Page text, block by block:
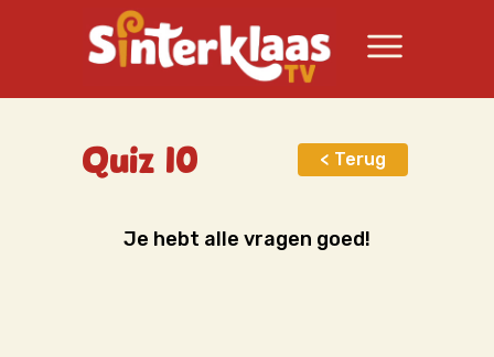
Je hebt alle vragen goed!
< Terug
Quiz 10